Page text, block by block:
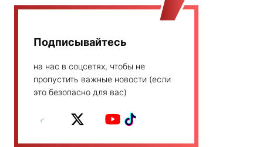
Подписывайтесь
на нас в соцсетях, чтобы не
пропустить важные новости (если
это безопасно для вас)